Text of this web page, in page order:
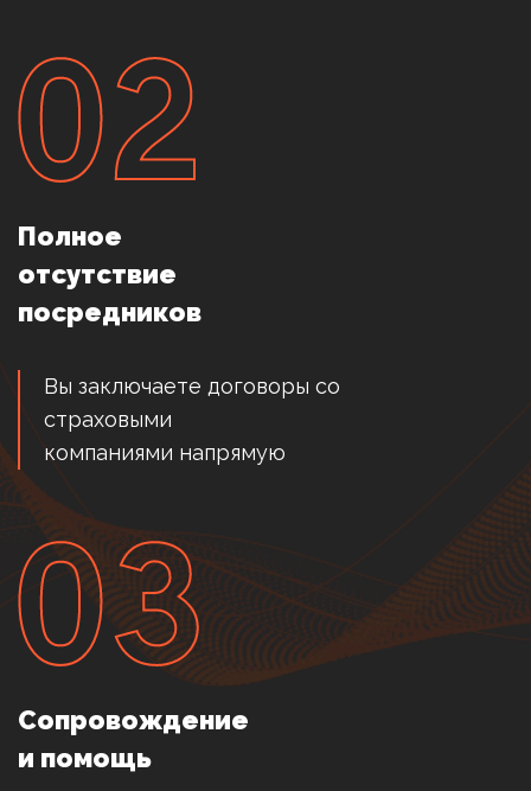
Полное
отсутствие
посредников
Вы заключаете договоры со
страховыми
компаниями напрямую
Сопровождение
и помощь